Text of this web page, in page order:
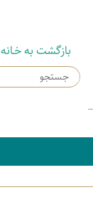
بازگشت به خـانه